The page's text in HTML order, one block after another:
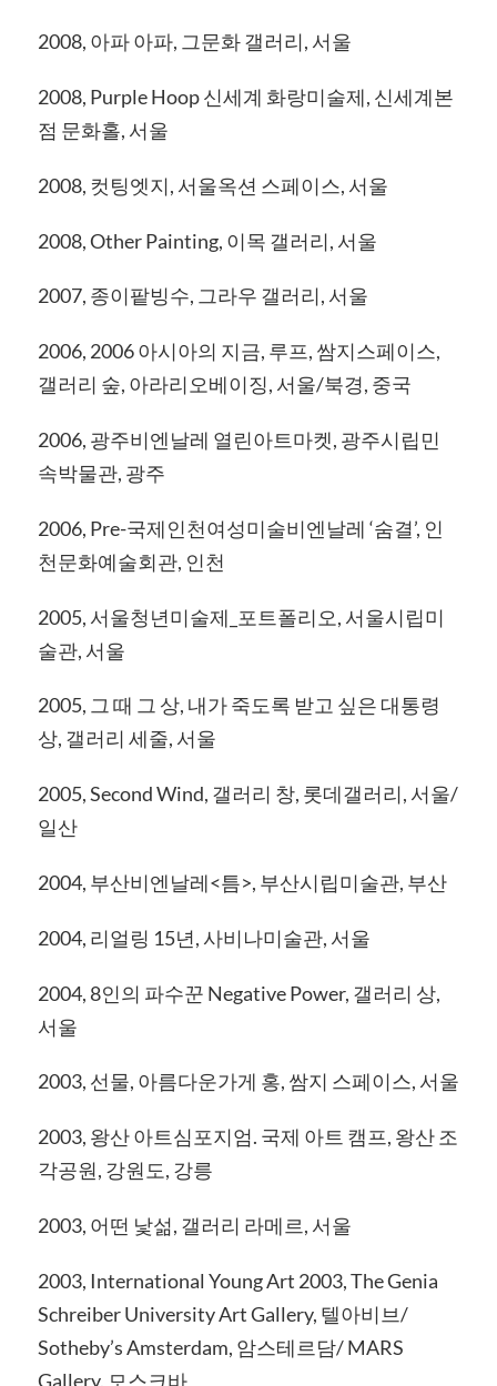
2008, 아파 아파, 그문화 갤러리, 서울
2008, Purple Hoop 신세계 화랑미술제, 신세계본
점 문화홀, 서울
2008, 컷팅엣지, 서울옥션 스페이스, 서울
2008, Other Painting, 이목 갤러리, 서울
2007, 종이팥빙수, 그라우 갤러리, 서울
2006, 2006 아시아의 지금, 루프, 쌈지스페이스,
갤러리 숲, 아라리오베이징, 서울/북경, 중국
2006, 광주비엔날레 열린아트마켓, 광주시립민
속박물관, 광주
2006, Pre-국제인천여성미술비엔날레 ‘숨결’, 인
천문화예술회관, 인천
2005, 서울청년미술제_포트폴리오, 서울시립미
술관, 서울
2005, 그 때 그 상, 내가 죽도록 받고 싶은 대통령
상, 갤러리 세줄, 서울
2005, Second Wind, 갤러리 창, 롯데갤러리, 서울/
일산
2004, 부산비엔날레<틈>, 부산시립미술관, 부산
2004, 리얼링 15년, 사비나미술관, 서울
2004, 8인의 파수꾼 Negative Power, 갤러리 상,
서울
2003, 선물, 아름다운가게 홍, 쌈지 스페이스, 서울
2003, 왕산 아트심포지엄. 국제 아트 캠프, 왕산 조
각공원, 강원도, 강릉
2003, 어떤 낯섦, 갤러리 라메르, 서울
2003, International Young Art 2003, The Genia
Schreiber University Art Gallery, 텔아비브/
Sotheby’s Amsterdam, 암스테르담/ MARS
Gallery, 모스크바